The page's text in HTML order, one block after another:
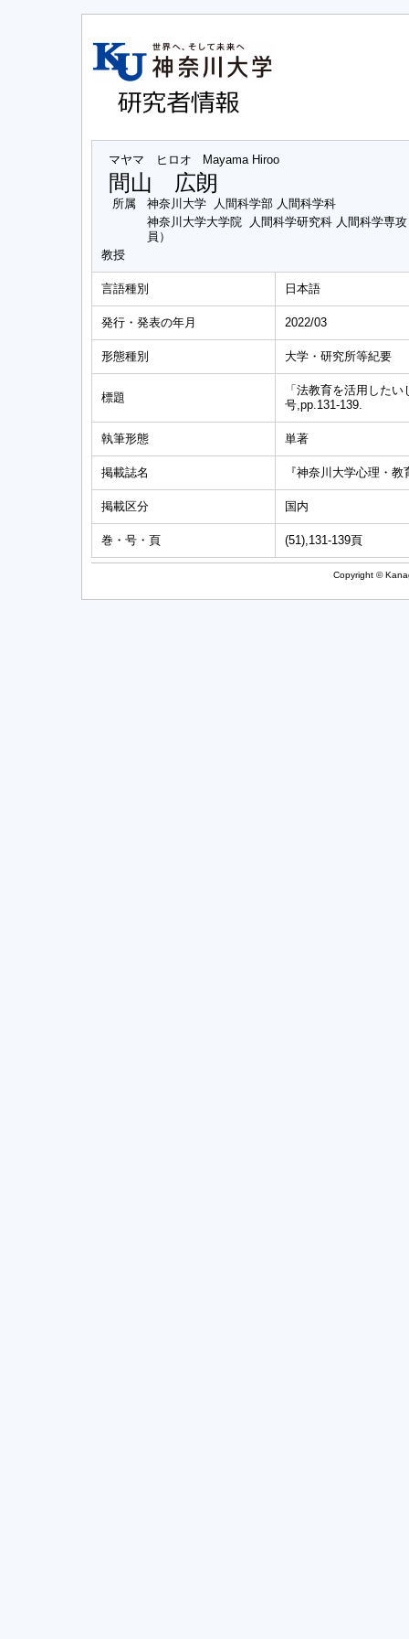
マヤマ ヒロオ Mayama Hiroo
間山 広朗
所属
神奈川大学 人間科学部 人間科学科
神奈川大学大学院 人間科学研究科 人間科学専
員）
教授
言語種別 日本語
発行・発表の年月 2022/03
形態種別 大学・研究所等紀要
標題
「法教育を活用した
号,pp.131-139.
執筆形態 単著
掲載誌名 『神奈川大学心理・
掲載区分 国内
巻・号・頁 (51),131-139頁
Copyright ©